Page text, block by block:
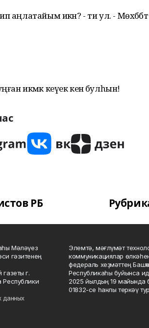
аңлатайым икән? - ти ул. -
икмәк кеүек кенә булһын!
РБ
Мәләүез
гәзитенең
г.
Республики
данных
Элемтә, мәғлүмәт
коммуникациялар
федераль хеҙмәттең
Республикаһы буйынса
2025 йылдың 19
01832-се һанлы теркәү